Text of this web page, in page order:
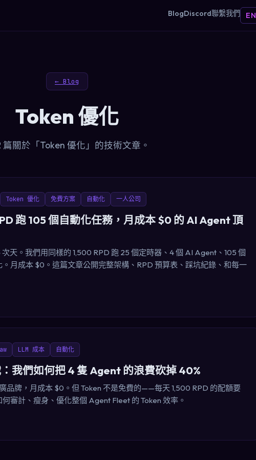
BlogDiscord聯繫我們 EN
← Blog
Token 優化
篇關於「Token 優化」的技術文章。
Token 優化 免費方案 自動化 一人公司
跑 105 個自動化任務，月成本 $0 的 AI Agent 頂
天。我們用同樣的 1,500 RPD 跑 25 個定時器、4 個 AI Agent、105 個
月成本 $0。這篇文章公開完整架構、RPD 預算表、踩坑紀錄、和每一
LLM 成本 自動化
我們如何把 4 隻 Agent 的浪費砍掉 40%
品牌，月成本 $0。但 Token 不是免費的——每天 1,500 RPD 的配額要
審計、瘦身、優化整個 Agent Fleet 的 Token 效率。